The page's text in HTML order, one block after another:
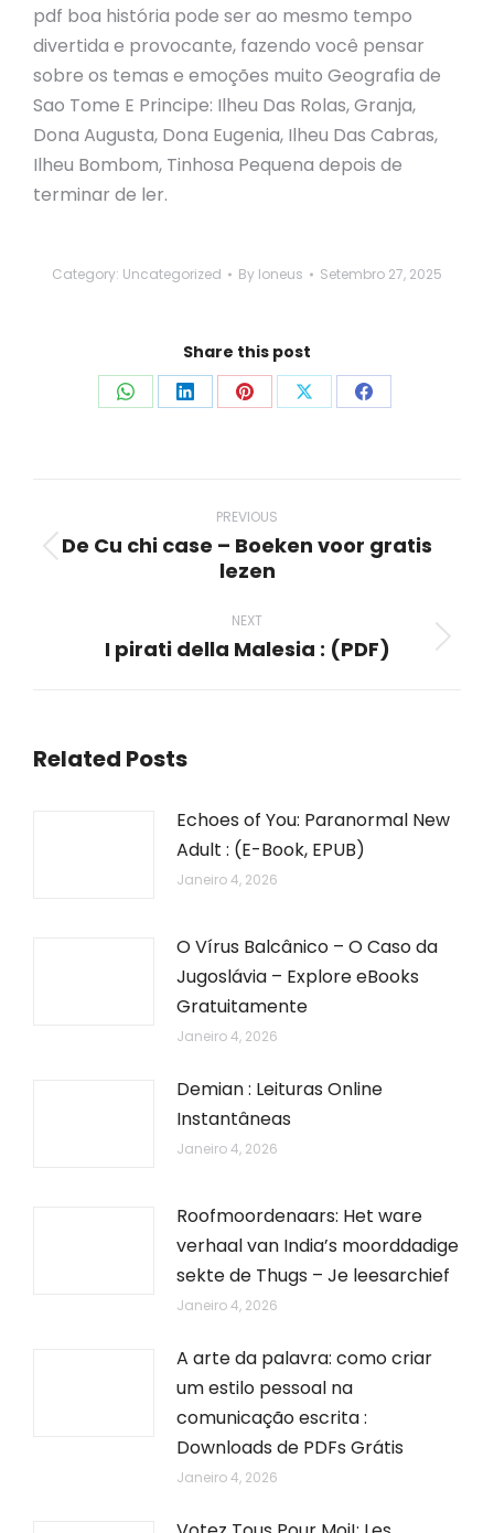
pdf boa história pode ser ao mesmo tempo
divertida e provocante, fazendo você pensar
sobre os temas e emoções muito Geografia de
Sao Tome E Principe: Ilheu Das Rolas, Granja,
Dona Augusta, Dona Eugenia, Ilheu Das Cabras,
Ilheu Bombom, Tinhosa Pequena depois de
terminar de ler.
Category: Uncategorized By loneus Setembro 27, 2025
Share this post
Share Share Share Share Share
navigation
PREVIOUS
Previous
De Cu chi case – Boeken voor gratis
lezen
NEXT
Next
I pirati della Malesia : (PDF)
Related Posts
Echoes of You: Paranormal New
Adult : (E-Book, EPUB)
Janeiro 4, 2026
O Vírus Balcânico – O Caso da
Jugoslávia – Explore eBooks
Gratuitamente
Janeiro 4, 2026
Demian : Leituras Online
Instantâneas
Janeiro 4, 2026
Roofmoordenaars: Het ware
verhaal van India’s moorddadige
sekte de Thugs – Je leesarchief
Janeiro 4, 2026
A arte da palavra: como criar
um estilo pessoal na
comunicação escrita :
Downloads de PDFs Grátis
Janeiro 4, 2026